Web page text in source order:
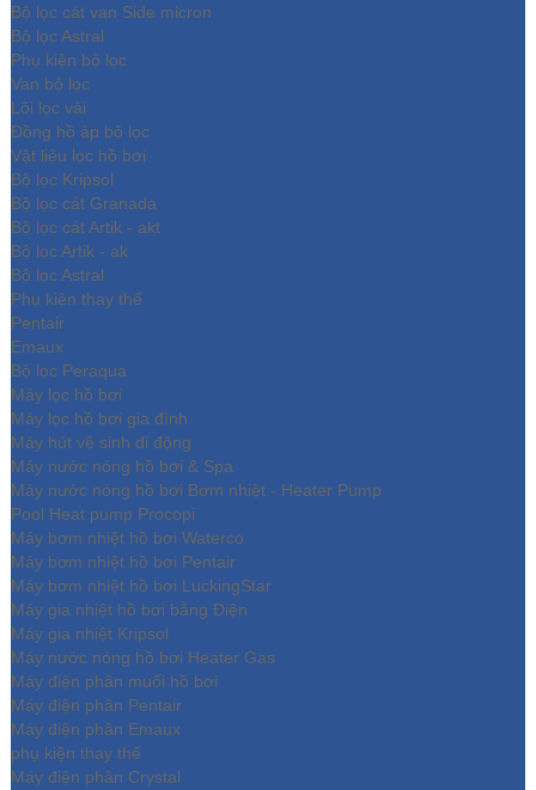
Bộ lọc cát van Side micron
Bộ lọc Astral
Phụ kiện bộ lọc
Van bộ lọc
Lõi lọc vải
Đồng hồ áp bộ lọc
Vật liệu lọc hồ bơi
Bộ lọc Kripsol
Bộ lọc cát Granada
Bộ lọc cát Artik - akt
Bộ lọc Artik - ak
Bộ lọc Astral
Phụ kiện thay thế
Pentair
Emaux
Bộ lọc Peraqua
Máy lọc hồ bơi
Máy lọc hồ bơi gia đình
Máy hút vệ sinh di động
Máy nước nóng hồ bơi & Spa
Máy nước nóng hồ bơi Bơm nhiệt - Heater Pump
Pool Heat pump Procopi
Máy bơm nhiệt hồ bơi Waterco
Máy bơm nhiệt hồ bơi Pentair
Máy bơm nhiệt hồ bơi LuckingStar
Máy gia nhiệt hồ bơi bằng Điện
Máy gia nhiệt Kripsol
Máy nước nóng hồ bơi Heater Gas
Máy điện phân muối hồ bơi
Máy điện phân Pentair
Máy điện phân Emaux
phụ kiện thay thế
Máy điện phân Crystal